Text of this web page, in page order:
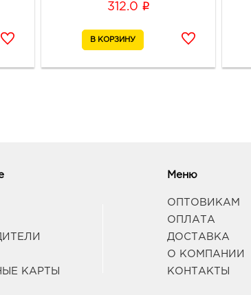
312.0 i
КАРТЫ
Меню
ОПТОВИКАМ
ОПЛАТА
ДОСТАВКА
О КОМПАНИИ
КОНТАКТЫ